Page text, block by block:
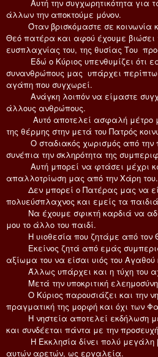
Αυτή την συγχωρητικότητα για
άλλων την αποκτούμε μόνον.
Όταν βρισκόμαστε σε κοινωνία
Θεό πατέρα και αφού έχουμε βιώσει
ευσπλαχνίας του, της θυσίας Του
Εδώ ο Κύριος υπενθυμίζει ότι
συνανθρώπους μας υπάρχει
αγάπη που συγχωρεί.
Ανάγκη λοιπόν να είμαστε
άλλους ανθρώπους.
Αυτό αποτελεί ασφαλή μέτρο
της θέρμης στην μετά του Πατρός
Ο σταδιακός χωρισμός από την
συνέπια την σκληρότητα της
Αυτή μπορεί να φτάσει μέχρι
απαλλοτρίωση μας από την Χάρη του.
Δεν μπορεί ο Πατέρας μας να
πολυεύσπλαχνος και εμείς τα
Να έχουμε σφικτή καρδιά να
μου το άλλο του παιδί.
Η υιοθεσία που ζητάμε από τον
Εκείνος ζητά από εμάς
αξίωμα του να είσαι υιός του
Άλλως υπάρχει και η τύχη του
Μετά την υποκριτική
Ο Κύριος παρουσιάζει και την
πραγματική της μορφή και όχι των
Η νηστεία αποτελεί εκδήλωση
και συνδέεται πάντα με την
Η Εκκλησία δίνει πολύ μεγάλη
αυτών αρετών, ως εργαλεία.